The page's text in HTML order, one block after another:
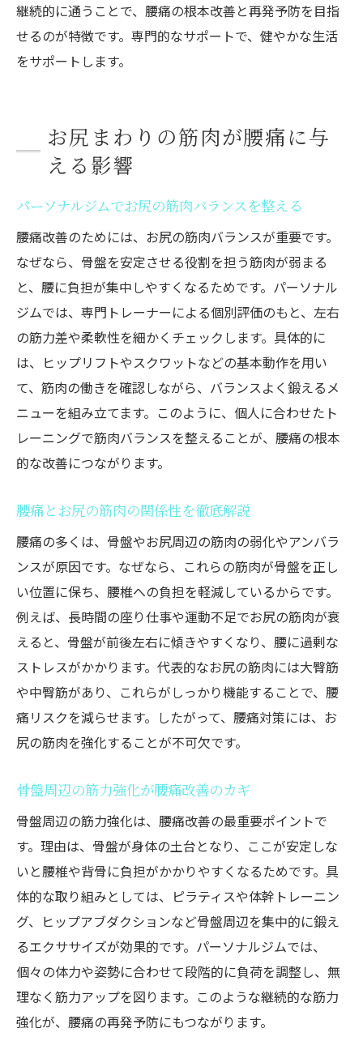
継続的に通うことで、腰痛の根本改善と再発予防を目指
せるのが特徴です。専門的なサポートで、健やかな生活
をサポートします。
お尻まわりの筋肉が腰痛に与
える影響
パーソナルジムでお尻の筋肉バランスを整える
腰痛改善のためには、お尻の筋肉バランスが重要です。
なぜなら、骨盤を安定させる役割を担う筋肉が弱まる
と、腰に負担が集中しやすくなるためです。パーソナル
ジムでは、専門トレーナーによる個別評価のもと、左右
の筋力差や柔軟性を細かくチェックします。具体的に
は、ヒップリフトやスクワットなどの基本動作を用い
て、筋肉の働きを確認しながら、バランスよく鍛えるメ
ニューを組み立てます。このように、個人に合わせたト
レーニングで筋肉バランスを整えることが、腰痛の根本
的な改善につながります。
腰痛とお尻の筋肉の関係性を徹底解説
腰痛の多くは、骨盤やお尻周辺の筋肉の弱化やアンバラ
ンスが原因です。なぜなら、これらの筋肉が骨盤を正し
い位置に保ち、腰椎への負担を軽減しているからです。
例えば、長時間の座り仕事や運動不足でお尻の筋肉が衰
えると、骨盤が前後左右に傾きやすくなり、腰に過剰な
ストレスがかかります。代表的なお尻の筋肉には大臀筋
や中臀筋があり、これらがしっかり機能することで、腰
痛リスクを減らせます。したがって、腰痛対策には、お
尻の筋肉を強化することが不可欠です。
骨盤周辺の筋力強化が腰痛改善のカギ
骨盤周辺の筋力強化は、腰痛改善の最重要ポイントで
す。理由は、骨盤が身体の土台となり、ここが安定しな
いと腰椎や背骨に負担がかかりやすくなるためです。具
体的な取り組みとしては、ピラティスや体幹トレーニン
グ、ヒップアブダクションなど骨盤周辺を集中的に鍛え
るエクササイズが効果的です。パーソナルジムでは、
個々の体力や姿勢に合わせて段階的に負荷を調整し、無
理なく筋力アップを図ります。このような継続的な筋力
強化が、腰痛の再発予防にもつながります。